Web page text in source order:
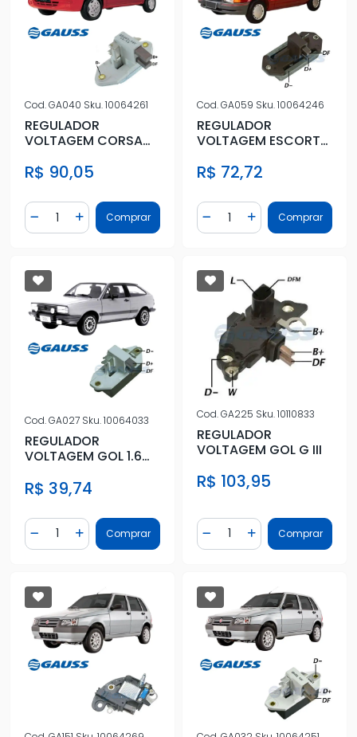
Cod.GA040 Sku.10064261
REGULADOR
VOLTAGEM CORSA
R$ 90,05
Diminuir Quantidade
Quantidade
Adicionar Quantidade
Comprar
Cod.GA059 Sku.10064246
REGULADOR
VOLTAGEM ESCORT
R$ 72,72
Diminuir Quantidade
Quantidade
AdicionarComprar
Cod.GA027 Sku.10064033
REGULADOR
VOLTAGEM GOL 1.6
R$ 39,74
Diminuir Quantidade
Quantidade
Adicionar Quantidade
Comprar
Cod.GA225 Sku.10110833
REGULADOR
VOLTAGEM GOL G III
R$ 103,95
Diminuir Quantidade
Quantidade
AdicionarComprar